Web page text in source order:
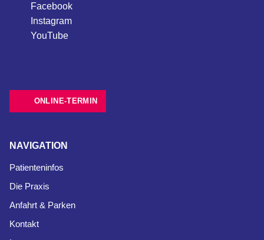
Facebook
Instagram
YouTube
ONLINE-TERMIN
NAVIGATION
Patienteninfos
Die Praxis
Anfahrt & Parken
Kontakt